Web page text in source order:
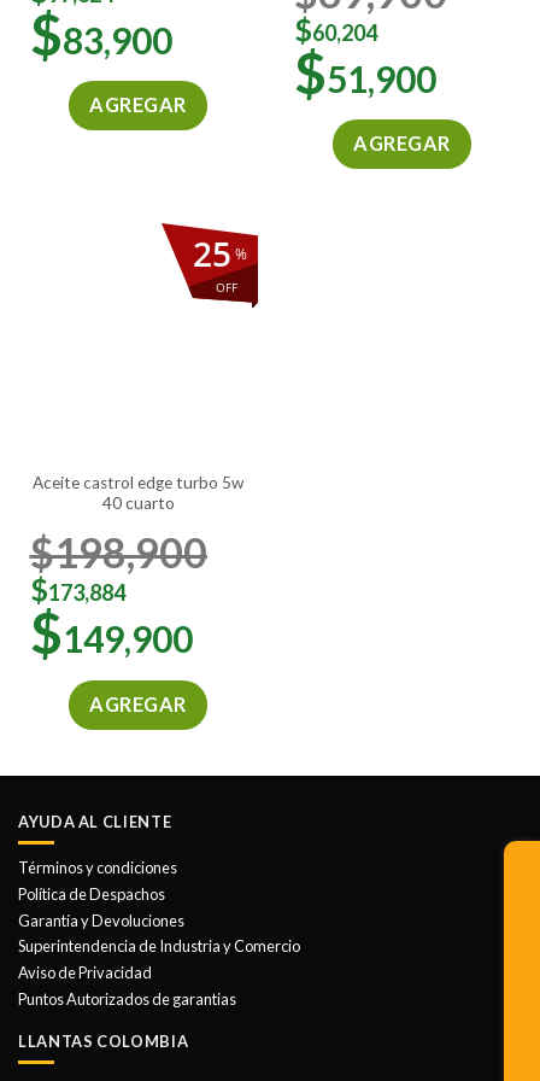
$83,900
AGREGAR
$60,204
$51,900
AGREGAR
%
OFF
25
aceite castrol edge turbo 5w
40 cuarto
$198,900
$173,884
$149,900
AGREGAR
AYUDA AL CLIENTE
Términos y condiciones
Política de Despachos
Garantía y Devoluciones
Superintendencia de Industria y Comercio
Aviso de Privacidad
Puntos Autorizados de garantias
LLANTAS COLOMBIA